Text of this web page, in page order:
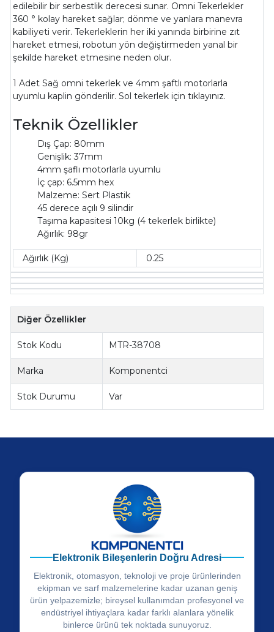
edilebilir bir serbestlik derecesi sunar. Omni Tekerlekler
360 ° kolay hareket sağlar; dönme ve yanlara manevra
kabiliyeti verir. Tekerleklerin her iki yanında birbirine zıt
hareket etmesi, robotun yön değiştirmeden yanal bir
şekilde hareket etmesine neden olur.
1 Adet Sağ omni tekerlek ve 4mm şaftlı motorlarla
uyumlu kaplin gönderilir. Sol tekerlek için tıklayınız.
Teknik Özellikler
Dış Çap: 80mm
Genişlik: 37mm
4mm şaflı motorlarla uyumlu
İç çap: 6.5mm hex
Malzeme: Sert Plastik
45 derece açılı 9 silindir
Taşıma kapasitesi 10kg (4 tekerlek birlikte)
Ağırlık: 98gr
Ağırlık (Kg) 0.25
Diğer Özellikler
Stok Kodu MTR-38708
Marka Komponentci
Stok Durumu Var
Elektronik Bileşenlerin Doğru Adresi
Elektronik, otomasyon, teknoloji ve proje ürünlerinden
ekipman ve sarf malzemelerine kadar uzanan geniş
ürün yelpazemizle; bireysel kullanımdan profesyonel ve
endüstriyel ihtiyaçlara kadar farklı alanlara yönelik
binlerce ürünü tek noktada sunuyoruz.